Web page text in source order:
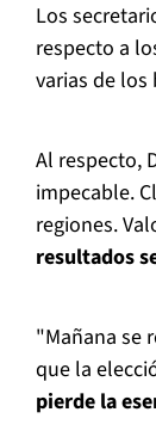
Los
respecto a
varias de
Al respecto,
impecable.
regiones.
resultados
"Mañana se
que la
pierde la